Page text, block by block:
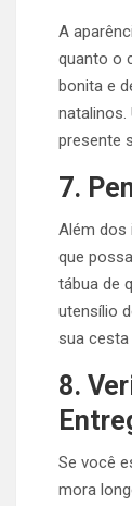
A
quanto o
bonita e
natalinos.
presente
7.
Além dos
que
tábua de
utensílio
sua
8.
Se você
mora